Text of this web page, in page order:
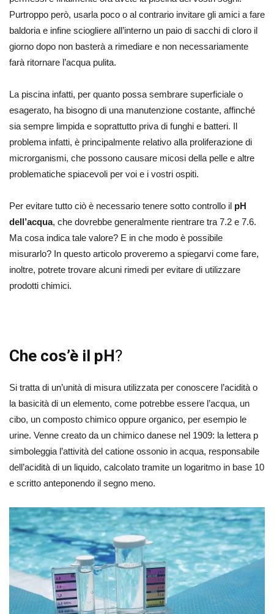
Purtroppo però, usarla poco o al contrario invitare gli amici a fare
baldoria e infine sciogliere all’interno un paio di sacchi di cloro il
giorno dopo non basterà a rimediare e non necessariamente
farà ritornare l’acqua pulita.
La piscina infatti, per quanto possa sembrare superficiale o
esagerato, ha bisogno di una manutenzione costante, affinché
sia sempre limpida e soprattutto priva di funghi e batteri. Il
problema infatti, è principalmente relativo alla proliferazione di
microrganismi, che possono causare micosi della pelle e altre
problematiche spiacevoli per voi e i vostri ospiti.
Per evitare tutto ciò è necessario tenere sotto controllo il pH
dell’acqua, che dovrebbe generalmente rientrare tra 7.2 e 7.6.
Ma cosa indica tale valore? E in che modo è possibile
misurarlo? In questo articolo proveremo a spiegarvi come fare,
inoltre, potrete trovare alcuni rimedi per evitare di utilizzare
prodotti chimici.
Che cos’è il pH?
Si tratta di un’unità di misura utilizzata per conoscere l’acidità o
la basicità di un elemento, come potrebbe essere l’acqua, un
cibo, un composto chimico oppure organico, per esempio le
urine. Venne creato da un chimico danese nel 1909: la lettera p
simboleggia l’attività del catione ossonio in acqua, responsabile
dell’acidità di un liquido, calcolato tramite un logaritmo in base 10
e scritto anteponendo il segno meno.